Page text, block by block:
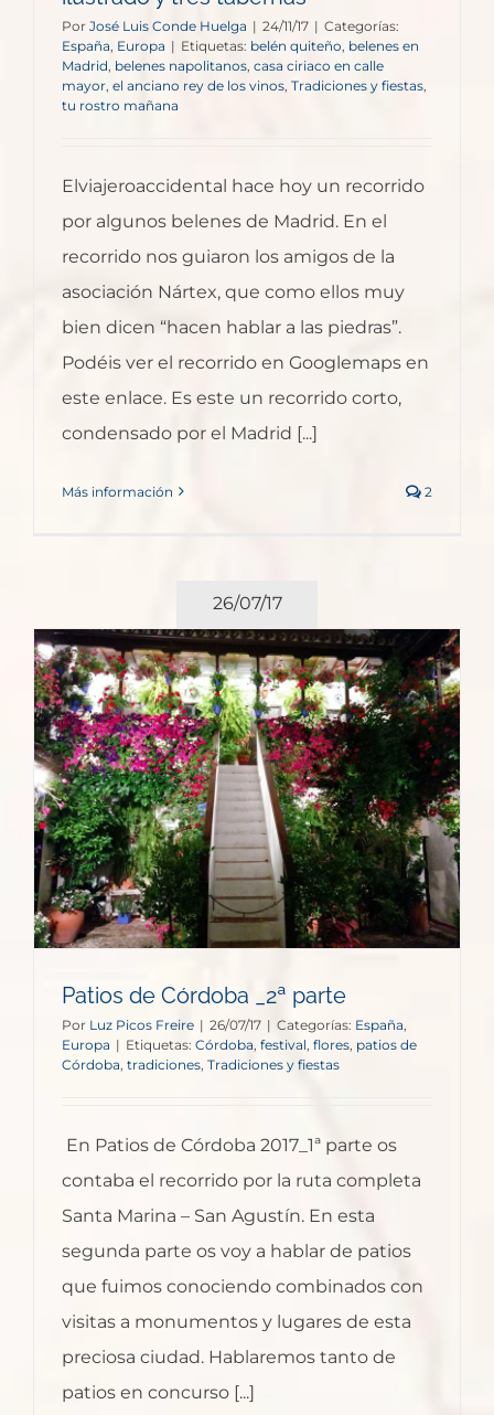
Por José Luis Conde Huelga | 24/11/17 | Categorías:
España Europa | Etiquetas: belén quiteño belenes en
Madrid belenes napolitanos casa ciriaco en calle
mayor el anciano rey de los vinos Tradiciones y fiestas
tu rostro mañana
Elviajeroaccidental hace hoy un recorrido
por algunos belenes de Madrid. En el
recorrido nos guiaron los amigos de la
asociación Nártex, que como ellos muy
bien dicen “hacen hablar a las piedras”.
Podéis ver el recorrido en Googlemaps en
este enlace. Es este un recorrido corto,
condensado por el Madrid [...]
Más información 2
26/07/17
Patios de Córdoba _2ª parte
Por Luz Picos Freire | 26/07/17 | Categorías: España,
Europa | Etiquetas: Córdoba, festival, flores, patios de
Córdoba, tradiciones, Tradiciones y fiestas
En Patios de Córdoba 2017_1ª parte os
contaba el recorrido por la ruta completa
Santa Marina – San Agustín. En esta
segunda parte os voy a hablar de patios
que fuimos conociendo combinados con
visitas a monumentos y lugares de esta
preciosa ciudad. Hablaremos tanto de
patios en concurso [...]